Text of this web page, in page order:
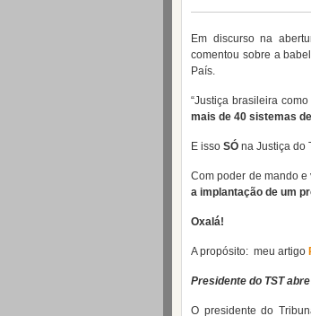
Em discurso na
comentou sobre a
País.
“Justiça brasileira
mais de 40 sistemas
E isso SÓ na Justiça do
Com poder de mando e
a implantação de um
Oxalá!
A propósito: meu artigo
Presidente do TST
O presidente do